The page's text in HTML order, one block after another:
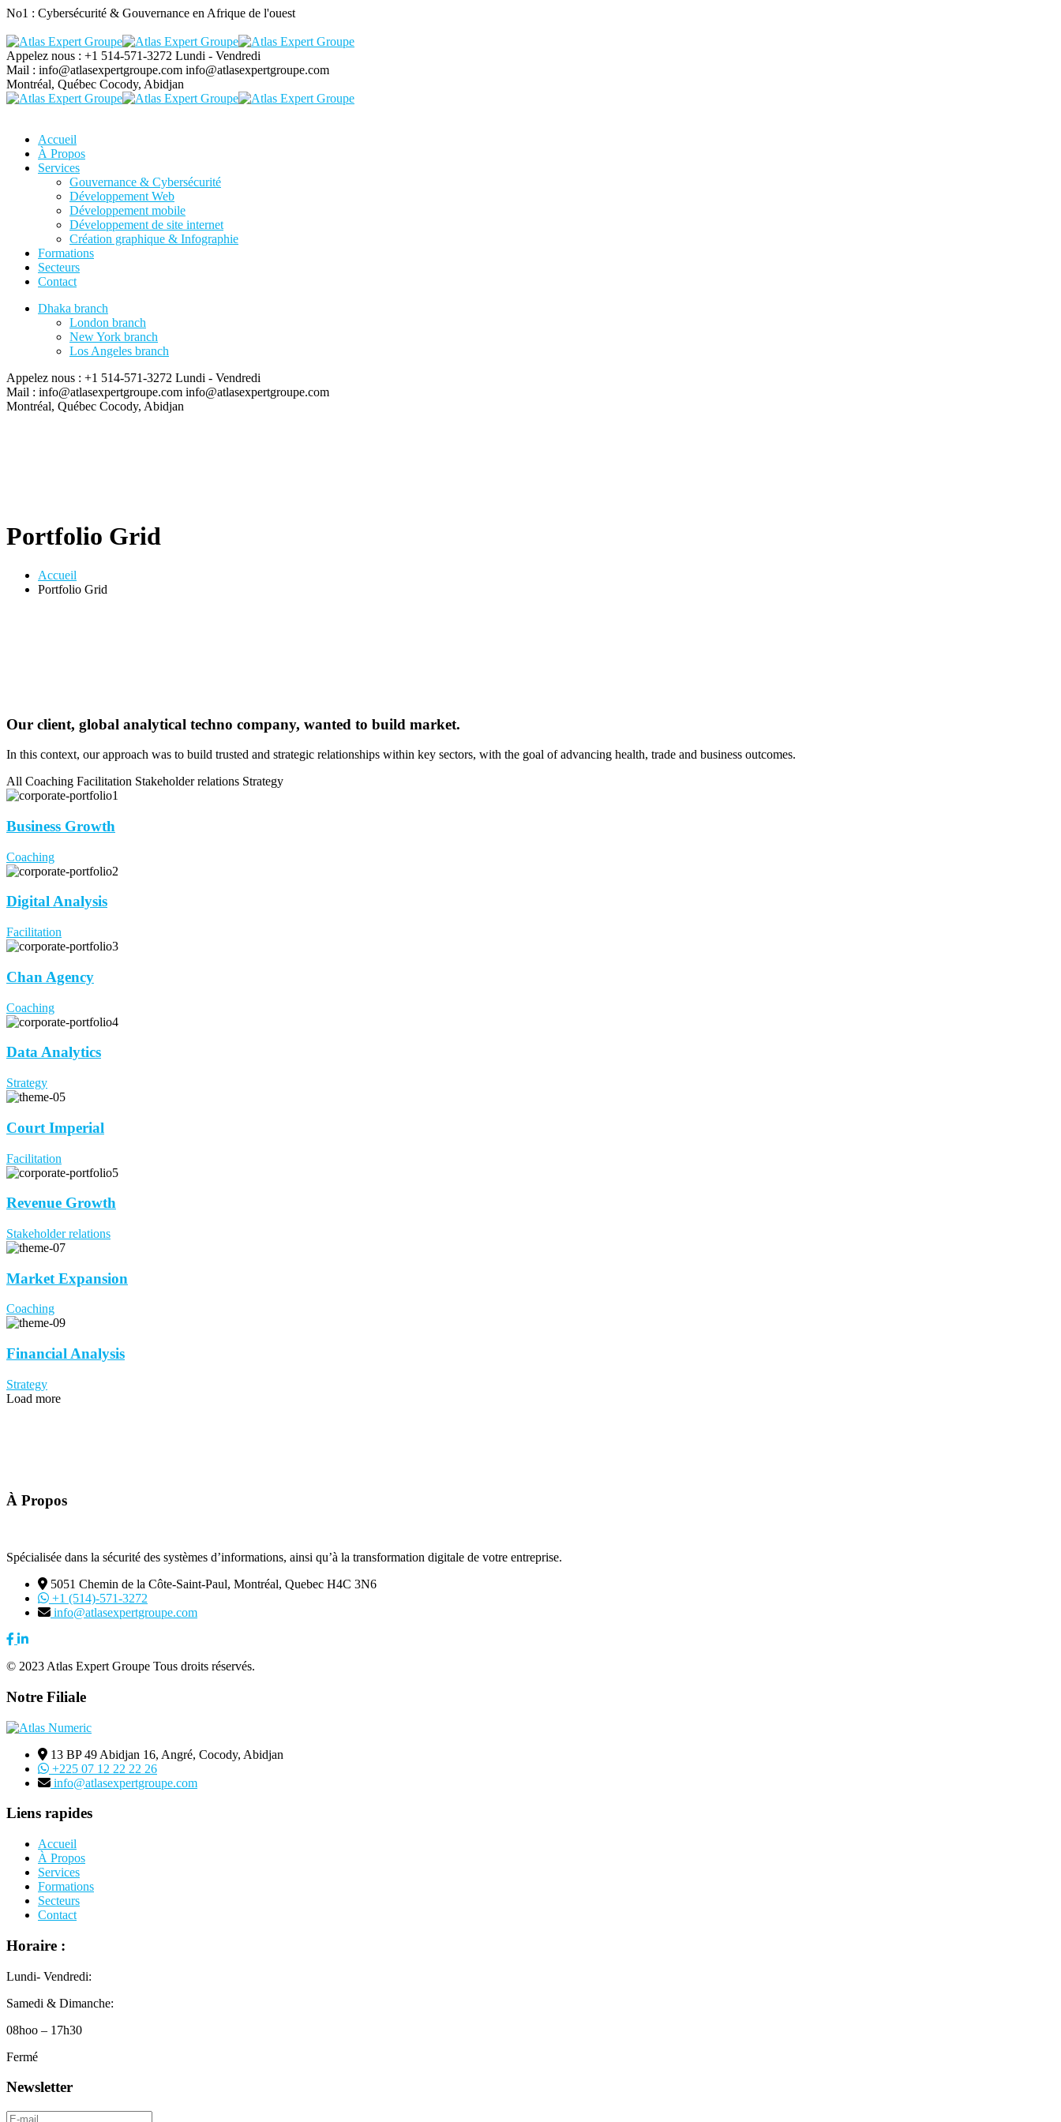
No1 : Cybersécurité & Gouvernance en Afrique de l'ouest
Appelez nous : +1 514-571-3272 Lundi - Vendredi
Mail : info@atlasexpertgroupe.com info@atlasexpertgroupe.com
Montréal, Québec Cocody, Abidjan
Accueil
À Propos
Services
Gouvernance & Cybersécurité
Développement Web
Développement mobile
Développement de site internet
Création graphique & Infographie
Formations
Secteurs
Contact
Dhaka branch
London branch
New York branch
Los Angeles branch
Appelez nous : +1 514-571-3272 Lundi - Vendredi
Mail : info@atlasexpertgroupe.com info@atlasexpertgroupe.com
Montréal, Québec Cocody, Abidjan
Portfolio Grid
Accueil
Portfolio Grid
Our client, global analytical techno company, wanted to build market.
In this context, our approach was to build trusted and strategic relationships within key sectors, with the goal of advancing health, trade and business outcomes.
All Coaching Facilitation Stakeholder relations Strategy
Business Growth
Coaching
Digital Analysis
Facilitation
Chan Agency
Coaching
Data Analytics
Strategy
Court Imperial
Facilitation
Revenue Growth
Stakeholder relations
Market Expansion
Coaching
Financial Analysis
Strategy
Load more
À Propos
Spécialisée dans la sécurité des systèmes d’informations, ainsi qu’à la transformation digitale de votre entreprise.
5051 Chemin de la Côte-Saint-Paul, Montréal, Quebec H4C 3N6
+1 (514)-571-3272
info@atlasexpertgroupe.com
© 2023 Atlas Expert Groupe Tous droits réservés.
Notre Filiale
13 BP 49 Abidjan 16, Angré, Cocody, Abidjan
+225 07 12 22 22 26
info@atlasexpertgroupe.com
Liens rapides
Accueil
À Propos
Services
Formations
Secteurs
Contact
Horaire :
Lundi- Vendredi:
Samedi & Dimanche:
08hoo – 17h30
Fermé
Newsletter